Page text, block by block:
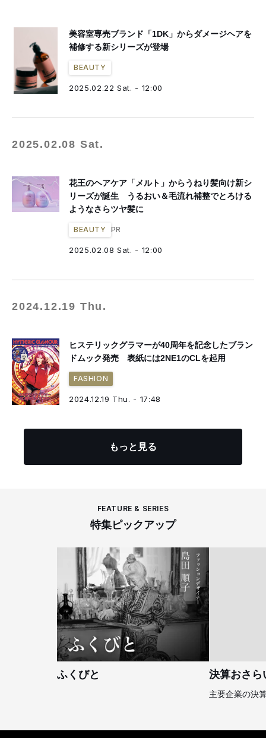
美容室専売ブランド「1DK」からダメージヘアを
補修する新シリーズが登場
BEAUTY
2025.02.22 Sat. - 12:00
2025.02.08 Sat.
花王のヘアケア「メルト」からうねり髪向け新シ
リーズが誕生 うるおい＆毛流れ補整でとろける
ようなさらツヤ髪に
BEAUTY PR
2025.02.08 Sat. - 12:00
2024.12.19 Thu.
ヒステリックグラマーが40周年を記念したブラン
ドムック発売 表紙には2NE1のCLを起用
FASHION
2024.12.19 Thu. - 17:48
もっと見る
FEATURE & SERIES
特集ピックアップ
ふくびと 決算おさら
主要企業の決